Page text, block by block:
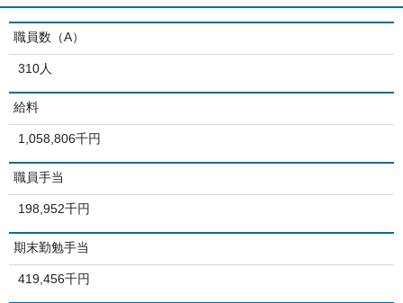
職員数（A）
310人
給料
1,058,806千円
職員手当
198,952千円
期末勤勉手当
419,456千円